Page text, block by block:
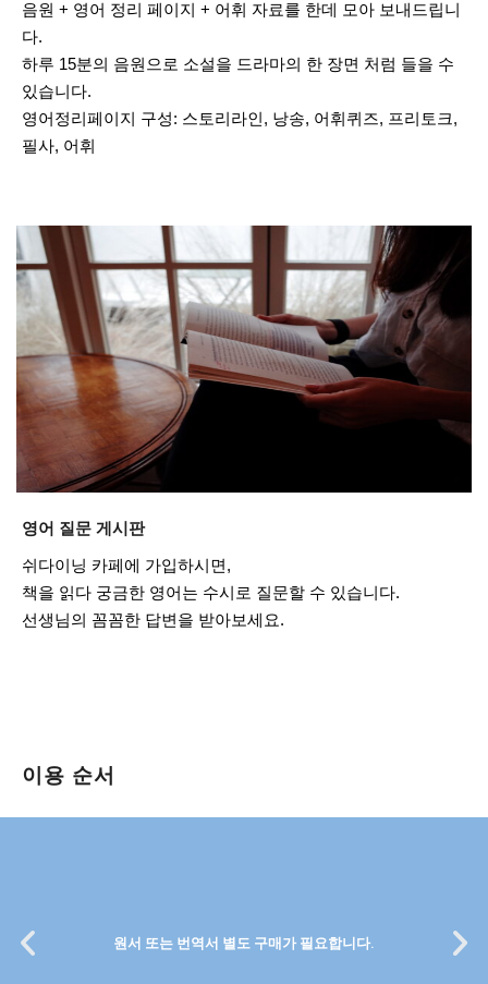
음원 + 영어 정리 페이지 + 어휘 자료를 한데 모아 보내드립니
다.
하루 15분의 음원으로 소설을 드라마의 한 장면 처럼 들을 수
있습니다.
영어정리페이지 구성: 스토리라인, 낭송, 어휘퀴즈, 프리토크,
필사, 어휘
영어 질문 게시판
쉬다이닝 카페에 가입하시면,
책을 읽다 궁금한 영어는 수시로 질문할 수 있습니다.
선생님의 꼼꼼한 답변을 받아보세요.
이용 순서
원서 또는 번역서 별도 구매가 필요합니다.